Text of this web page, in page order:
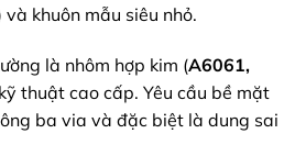
khuôn mẫu siêu nhỏ.
là nhôm hợp kim (A6061,
thuật cao cấp. Yêu cầu bề mặt
ba via và đặc biệt là dung sai